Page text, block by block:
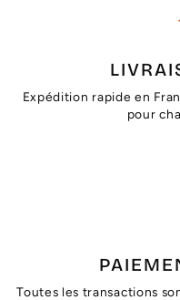
Expédition rapide en
pour
Toutes les transactions